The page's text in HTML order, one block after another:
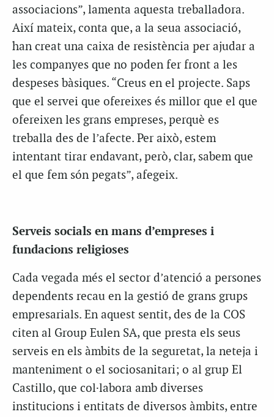
associacions”, lamenta aquesta treballadora.
Així mateix, conta que, a la seua associació,
han creat una caixa de resistència per ajudar a
les companyes que no poden fer front a les
despeses bàsiques. “Creus en el projecte. Saps
que el servei que ofereixes és millor que el que
ofereixen les grans empreses, perquè es
treballa des de l’afecte. Per això, estem
intentant tirar endavant, però, clar, sabem que
el que fem són pegats”, afegeix.
Serveis socials en mans d’empreses i
fundacions religioses
Cada vegada més el sector d’atenció a persones
dependents recau en la gestió de grans grups
empresarials. En aquest sentit, des de la COS
citen al Group Eulen SA, que presta els seus
serveis en els àmbits de la seguretat, la neteja i
manteniment o el sociosanitari; o al grup El
Castillo, que col·labora amb diverses
institucions i entitats de diversos àmbits, entre